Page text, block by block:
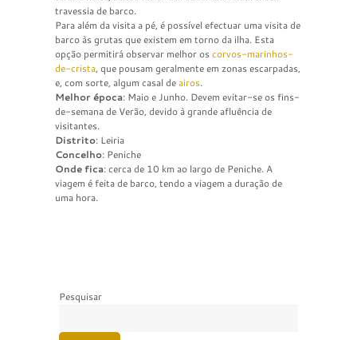
travessia de barco.
Para além da visita a pé, é possível efectuar uma visita de
barco às grutas que existem em torno da ilha. Esta
opção permitirá observar melhor oscorvos-marinhos-
de-crista, que pousam geralmente em zonas escarpadas,
e, com sorte, algum casal deairos.
Melhor época: Maio e Junho. Devem evitar-se os fins-
de-semana de Verão, devido à grande afluência de
visitantes.
Distrito: Leiria
Concelho: Peniche
Onde fica: cerca de 10 km ao largo de Peniche. A
viagem é feita de barco, tendo a viagem a duração de
uma hora.
Pesquisar